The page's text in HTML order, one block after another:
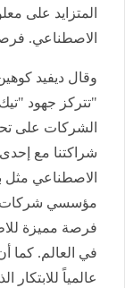
المتزايد على
الاصطناعي.
وقال ديفيد
"تتركز جهود
الشركات على
شراكتنا مع
الاصطناعي مثل
مؤسسي شركات
فرصة مميزة
في العالم. كما
عالمياً للابتكار